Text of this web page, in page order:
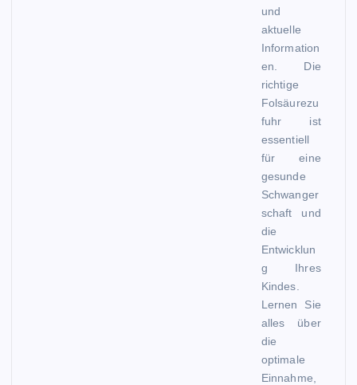
und
aktuelle
Information
en. Die
richtige
Folsäurezu
fuhr ist
essentiell
für eine
gesunde
Schwanger
schaft und
die
Entwicklun
g Ihres
Kindes.
Lernen Sie
alles über
die
optimale
Einnahme,